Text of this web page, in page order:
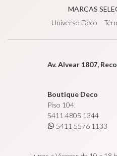
MARCAS
Universo Deco
Av. Alvear 1807,
Boutique Deco
Piso 104.
5411 4805 1344
5411 5576 1133